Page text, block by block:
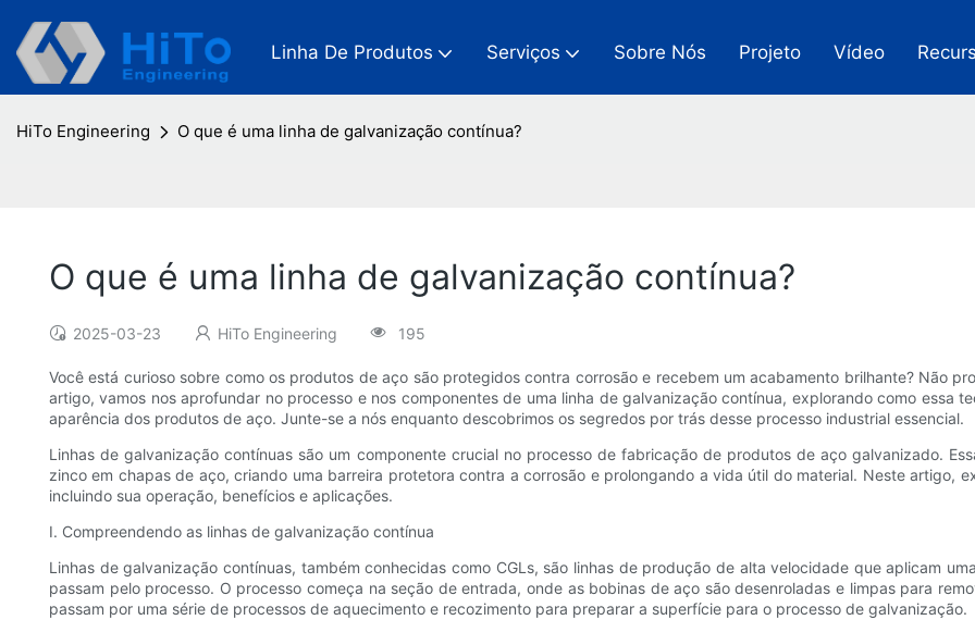
Linha De Produtos Serviços Sobre Nós Projeto Vídeo
HiTo Engineering O que é uma linha de galvanização contínua?
O que é uma linha de galvanização contínua?
2025-03-23 HiTo Engineering 195
Você está curioso sobre como os produtos de aço são protegidos contra corrosão e recebem um acabamento brilhante? Não
artigo, vamos nos aprofundar no processo e nos componentes de uma linha de galvanização contínua, explorando como essa
aparência dos produtos de aço. Junte-se a nós enquanto descobrimos os segredos por trás desse processo industrial essencial.
Linhas de galvanização contínuas são um componente crucial no processo de fabricação de produtos de aço galvanizado.
zinco em chapas de aço, criando uma barreira protetora contra a corrosão e prolongando a vida útil do material. Neste artigo,
incluindo sua operação, benefícios e aplicações.
I. Compreendendo as linhas de galvanização contínua
Linhas de galvanização contínuas, também conhecidas como CGLs, são linhas de produção de alta velocidade que aplicam
passam pelo processo. O processo começa na seção de entrada, onde as bobinas de aço são desenroladas e limpas para
passam por uma série de processos de aquecimento e recozimento para preparar a superfície para o processo de galvanização.